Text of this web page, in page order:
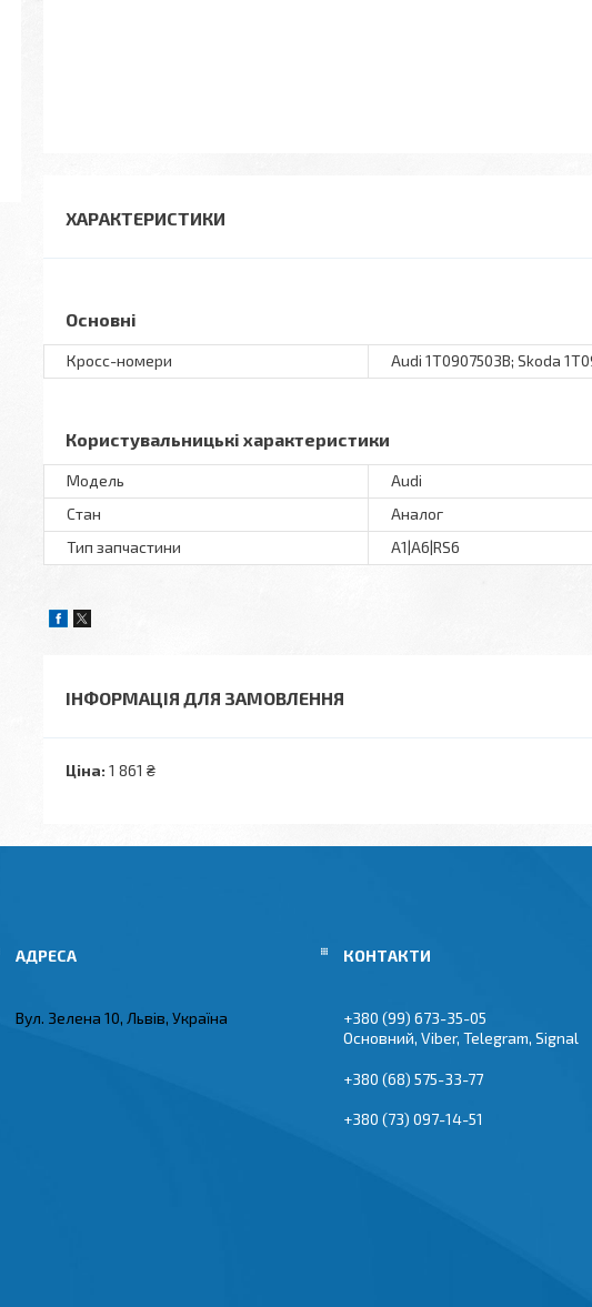
ХАРАКТЕРИСТИКИ
Основні
Кросс-номери Audi 1T0907503B; Skoda
Користувальницькі характеристики
Мoдель
Audi
Стан
Аналог
Тип запчастини
A1|A6|RS6
ІНФОРМАЦІЯ ДЛЯ ЗАМОВЛЕННЯ
Ціна: 1 861 ₴
Вул. Зелена 10, Львів, Україна
+380 (99) 673-35-05
Основний, Viber, Telegram, Signal
+380 (68) 575-33-77
+380 (73) 097-14-51